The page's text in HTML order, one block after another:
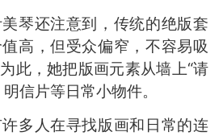
还注意到，传统的绝版套
高，但受众偏窄，不容易吸
此，她把版画元素从墙上“请
信片等日常小物件。
人在寻找版画和日常的连